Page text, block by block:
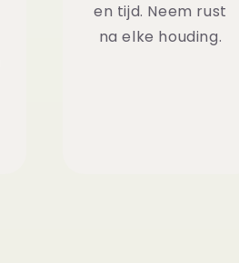
en tijd. Neem rust
na elke houding.